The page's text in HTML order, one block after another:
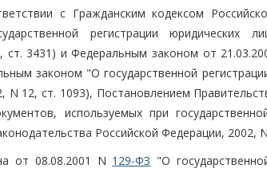
с Гражданским кодексом
регистрации юридических
ст. 3431) и Федеральным законом от
законом "О государственной
12, ст. 1093), Постановлением
используемых при
Российской Федерации, 2002,
от 08.08.2001 N 129-ФЗ "О